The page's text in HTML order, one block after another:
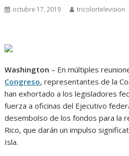
octubre 17, 2019 tricolortelevision
Washington – En múltiples
Congreso, representantes de la
han exhortado a los legisladores
fuerza a oficinas del Ejecutivo
desembolso de los fondos para la
Rico, que darán un impulso
Isla.